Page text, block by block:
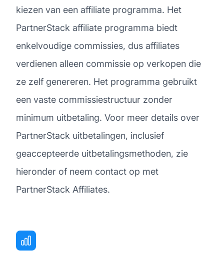
kiezen van een affiliate programma. Het
PartnerStack affiliate programma biedt
enkelvoudige commissies, dus affiliates
verdienen alleen commissie op verkopen die
ze zelf genereren. Het programma gebruikt
een vaste commissiestructuur zonder
minimum uitbetaling. Voor meer details over
PartnerStack uitbetalingen, inclusief
geaccepteerde uitbetalingsmethoden, zie
hieronder of neem contact op met
PartnerStack Affiliates.